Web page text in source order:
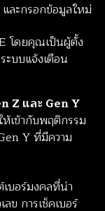
ละกรอกข้อมูลใหม่
โดยคุณเป็นผู้ตั้ง
ะบบแจ้งเตือน
Z และ Gen Y
เข้ากับพฤติกรรม
Y ที่มีความ
เบอร์มงคลที่น่า
ข การเช็คเบอร์